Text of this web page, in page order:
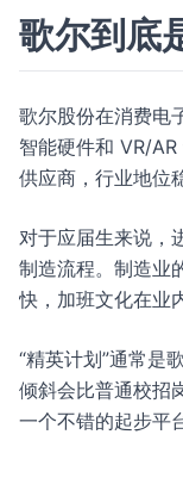
歌尔到底
歌尔股份在消费电
智能硬件和 VR/
供应商，行业地位
对于应届生来说，
制造流程。制造业
快，加班文化在业
“精英计划”通常是
倾斜会比普通校招
一个不错的起步平